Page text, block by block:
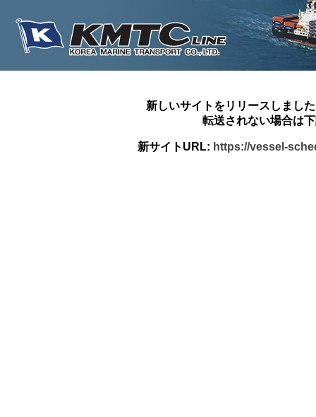
新しいサイトをリリースしまし
転送されない場合は
新サイトURL: https://vessel-